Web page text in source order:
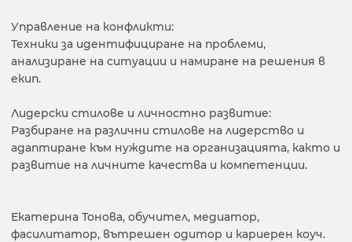
Управление на конфликти:
Техники за идентифициране на проблеми,
анализиране на ситуации и намиране на решения в
екип.
Лидерски стилове и личностно развитие:
Разбиране на различни стилове на лидерство и
адаптиране към нуждите на организацията, както и
развитие на личните качества и компетенции.
Екатерина Тонова, обучител, медиатор,
фасилитатор, вътрешен одитор и кариерен коуч.